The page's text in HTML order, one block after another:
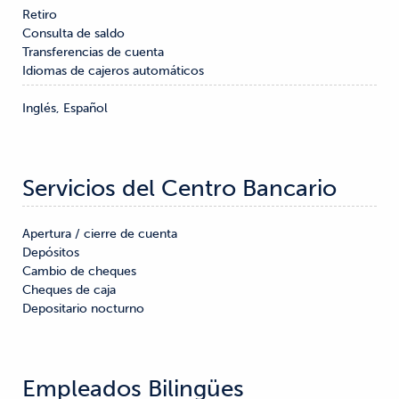
Retiro
Consulta de saldo
Transferencias de cuenta
Idiomas de cajeros automáticos
Inglés, Español
Servicios del Centro Bancario
Apertura / cierre de cuenta
Depósitos
Cambio de cheques
Cheques de caja
Depositario nocturno
Empleados Bilingües